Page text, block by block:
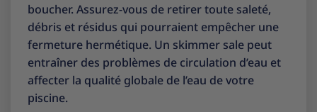
boucher. Assurez-vous de retirer toute saleté,
débris et résidus qui pourraient empêcher une
fermeture hermétique. Un skimmer sale peut
entraîner des problèmes de circulation d’eau et
affecter la qualité globale de l’eau de votre
piscine.